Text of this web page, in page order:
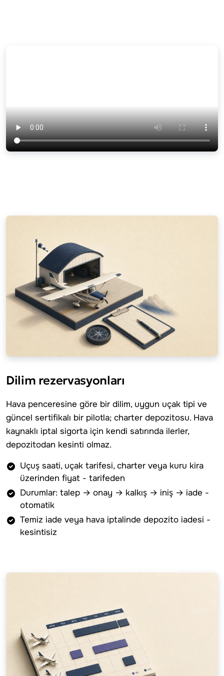
Dilim rezervasyonları
Hava penceresine göre bir dilim, uygun uçak tipi ve
güncel sertifikalı bir pilotla; charter depozitosu. Hava
kaynaklı iptal sigorta için kendi satırında ilerler,
depozitodan kesinti olmaz.
Uçuş saati, uçak tarifesi, charter veya kuru kira
üzerinden fiyat - tarifeden
Durumlar: talep → onay → kalkış → iniş → iade -
otomatik
Temiz iade veya hava iptalinde depozito iadesi -
kesintisiz